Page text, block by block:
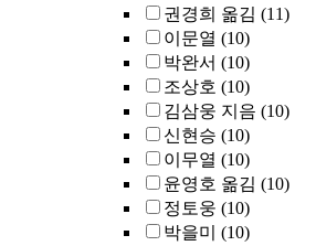
권경희 옮김 (11)
이문열 (10)
박완서 (10)
조상호 (10)
김삼웅 지음 (10)
신현승 (10)
이무열 (10)
윤영호 옮김 (10)
정토웅 (10)
박을미
(10)